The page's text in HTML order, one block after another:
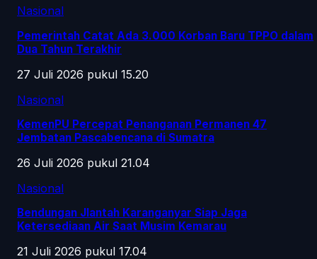
Nasional
Pemerintah Catat Ada 3.000 Korban Baru TPPO dalam
Dua Tahun Terakhir
27 Juli 2026 pukul 15.20
Nasional
KemenPU Percepat Penanganan Permanen 47
Jembatan Pascabencana di Sumatra
26 Juli 2026 pukul 21.04
Nasional
Bendungan Jlantah Karanganyar Siap Jaga
Ketersediaan Air Saat Musim Kemarau
21 Juli 2026 pukul 17.04